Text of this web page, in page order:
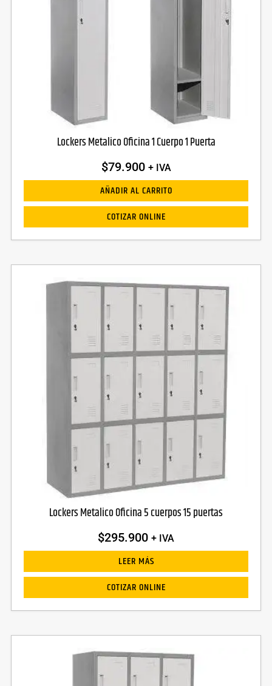
Lockers Metalico Oficina 1 Cuerpo 1 Puerta
$79.900 + IVA
AÑADIR AL CARRITO
COTIZAR ONLINE
Lockers Metalico Oficina 5 cuerpos 15 puertas
$295.900 + IVA
LEER MÁS
COTIZAR ONLINE